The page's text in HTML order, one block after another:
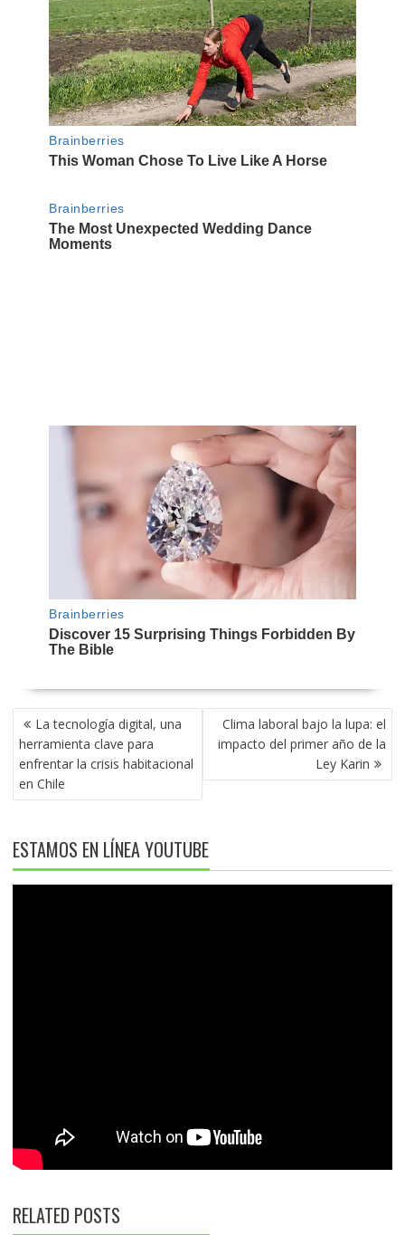
NAVEGACIÓN
DE
ENTRADAS
La tecnología digital, una
herramienta clave para
enfrentar la crisis habitacional
en Chile
Clima laboral bajo la lupa: el
impacto del primer año de la
Ley Karin
ESTAMOS EN LÍNEA YOUTUBE
RELATED POSTS